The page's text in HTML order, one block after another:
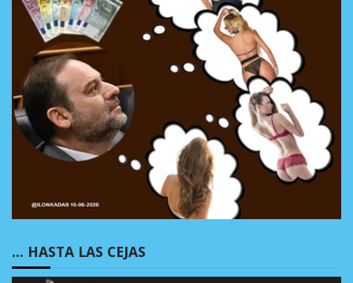
… HASTA LAS CEJAS